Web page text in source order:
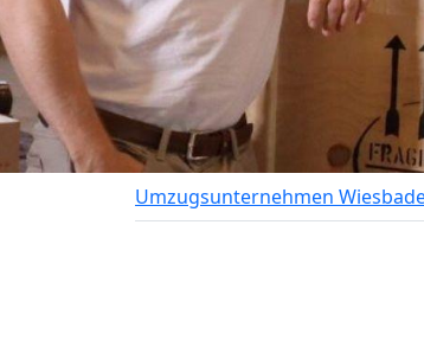
Umzugsunternehmen